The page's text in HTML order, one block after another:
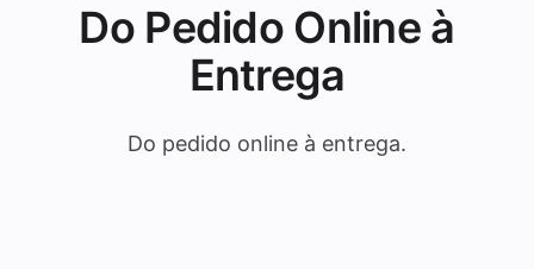
Do Pedido Online à
Entrega
Do pedido online à entrega.